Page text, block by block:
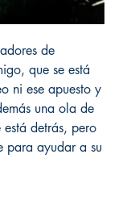
de
que se está
ni ese apuesto y
una ola de
detrás, pero
para ayudar a su